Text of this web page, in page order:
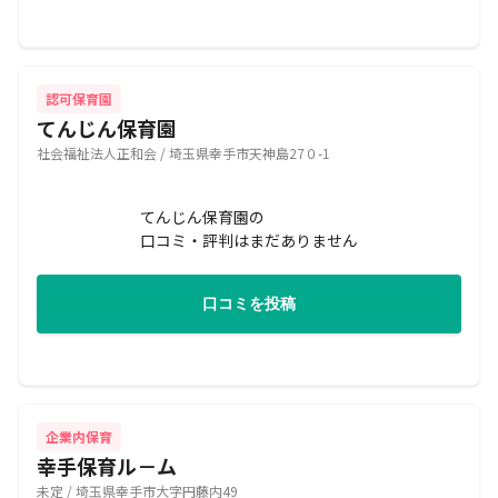
認可保育園
てんじん保育園
社会福祉法人正和会 / 埼玉県幸手市天神島27０-1
てんじん保育園の
口コミ・評判はまだありません
口コミを投稿
企業内保育
幸手保育ル－ム
未定 / 埼玉県幸手市大字円藤内49